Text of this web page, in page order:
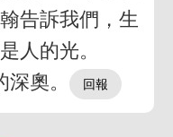
告訴我們，生
人的光。
奧。